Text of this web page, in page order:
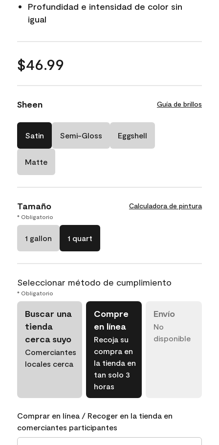
Profundidad e intensidad de color sin
igual
$46.99
Sheen Guía de brillos
Satin Semi-Gloss Eggshell
Matte
Tamaño Calculadora de pintura
* Obligatorio
1 gallon 1 quart
Seleccionar método de cumplimiento
* Obligatorio
Buscar una
tienda
cerca suyo
Comerciantes
locales cerca
Compre
en línea
Recoja su
compra en
la tienda en
tan solo 3
horas
Envío
No
disponible
Comprar en línea / Recoger en la tienda en
comerciantes participantes